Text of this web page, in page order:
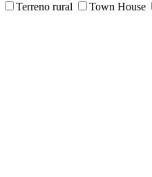
Terreno rural Town House